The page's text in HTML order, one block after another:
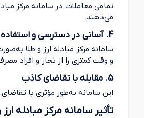
تمامی معاملات در سامانه مرکز
می‌دهند.
4. آسانی در دسترسی و استفاده
سامانه مرکز مبادله ارز و طلا
و وقت کمتری را از تجار و افراد
5. مقابله با تقاضای کاذب
این سامانه به‌طور مؤثری با
تأثیر سامانه مرکز مبادله